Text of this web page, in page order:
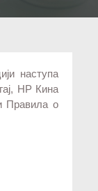
наступа
НР Кина
Правила о